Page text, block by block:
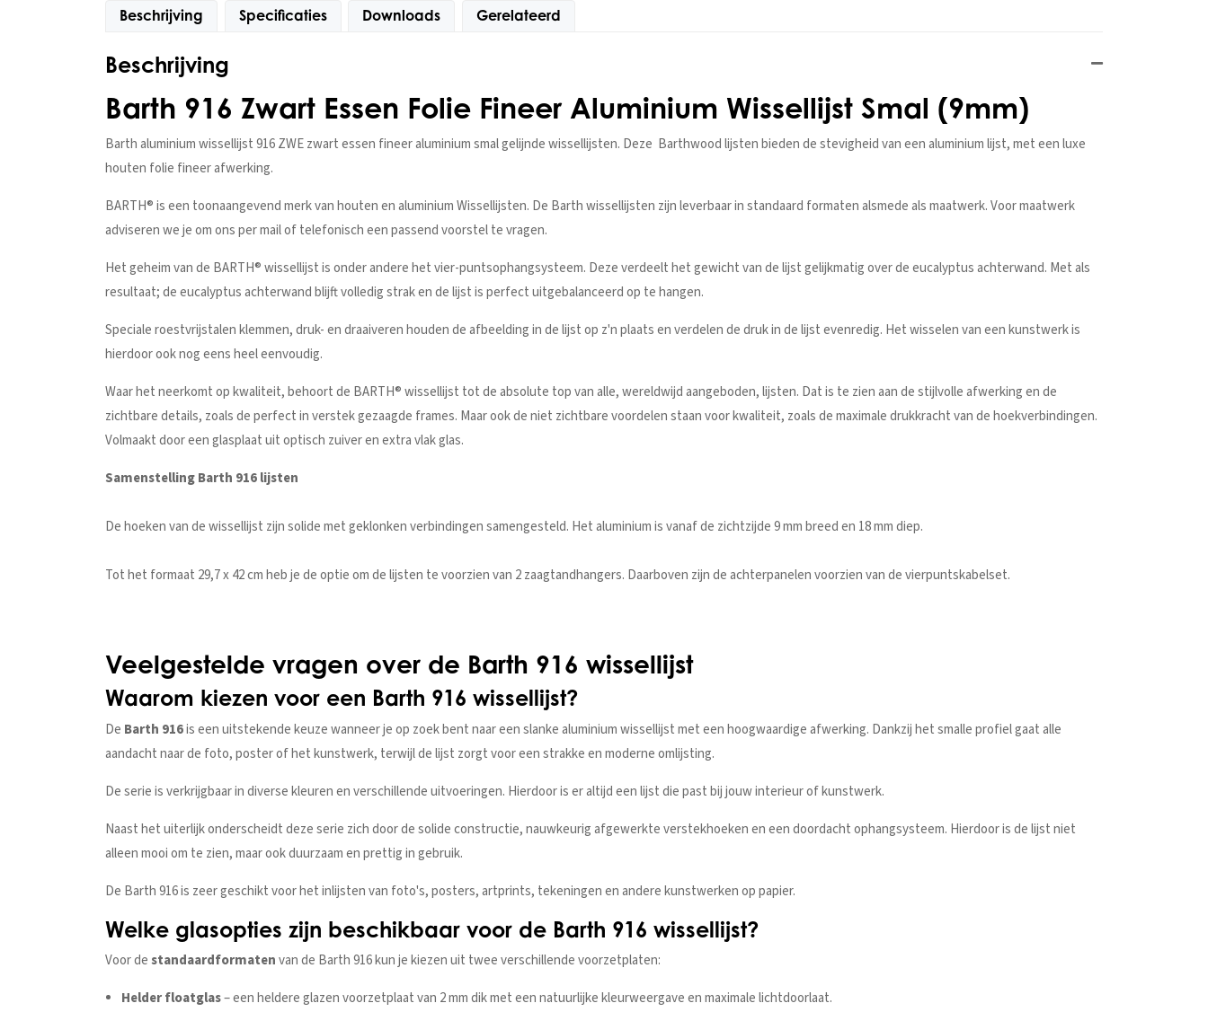
Beschrijving Specificaties Downloads Gerelateerd
Beschrijving
Barth 916 Zwart Essen Folie Fineer Aluminium Wissellijst Smal (9mm)
Barth aluminium wissellijst 916 ZWE zwart essen fineer aluminium smal gelijnde wissellijsten. Deze Barthwood lijsten bieden de stevigheid van een aluminium lijst, met een luxe
houten folie fineer afwerking.
BARTH® is een toonaangevend merk van houten en aluminium Wissellijsten. De Barth wissellijsten zijn leverbaar in standaard formaten alsmede als maatwerk. Voor maatwerk
adviseren we je om ons per mail of telefonisch een passend voorstel te vragen.
Het geheim van de BARTH® wissellijst is onder andere het vier-puntsophangsysteem. Deze verdeelt het gewicht van de lijst gelijkmatig over de eucalyptus achterwand. Met als
resultaat; de eucalyptus achterwand blijft volledig strak en de lijst is perfect uitgebalanceerd op te hangen.
Speciale roestvrijstalen klemmen, druk- en draaiveren houden de afbeelding in de lijst op z'n plaats en verdelen de druk in de lijst evenredig. Het wisselen van een kunstwerk is
hierdoor ook nog eens heel eenvoudig.
Waar het neerkomt op kwaliteit, behoort de BARTH® wissellijst tot de absolute top van alle, wereldwijd aangeboden, lijsten. Dat is te zien aan de stijlvolle afwerking en de
zichtbare details, zoals de perfect in verstek gezaagde frames. Maar ook de niet zichtbare voordelen staan voor kwaliteit, zoals de maximale drukkracht van de hoekverbindingen.
Volmaakt door een glasplaat uit optisch zuiver en extra vlak glas.
Samenstelling Barth 916 lijsten
De hoeken van de wissellijst zijn solide met geklonken verbindingen samengesteld. Het aluminium is vanaf de zichtzijde 9 mm breed en 18 mm diep.
Tot het formaat 29,7 x 42 cm heb je de optie om de lijsten te voorzien van 2 zaagtandhangers. Daarboven zijn de achterpanelen voorzien van de vierpuntskabelset.
Veelgestelde vragen over de Barth 916 wissellijst
Waarom kiezen voor een Barth 916 wissellijst?
De Barth 916is een uitstekende keuze wanneer je op zoek bent naar een slanke aluminium wissellijst met een hoogwaardige afwerking. Dankzij het smalle profiel gaat alle
aandacht naar de foto, poster of het kunstwerk, terwijl de lijst zorgt voor een strakke en moderne omlijsting.
De serie is verkrijgbaar in diverse kleuren en verschillende uitvoeringen. Hierdoor is er altijd een lijst die past bij jouw interieur of kunstwerk.
Naast het uiterlijk onderscheidt deze serie zich door de solide constructie, nauwkeurig afgewerkte verstekhoeken en een doordacht ophangsysteem. Hierdoor is de lijst niet
alleen mooi om te zien, maar ook duurzaam en prettig in gebruik.
De Barth 916 is zeer geschikt voor het inlijsten van foto's, posters, artprints, tekeningen en andere kunstwerken op papier.
Welke glasopties zijn beschikbaar voor de Barth 916 wissellijst?
Voor destandaardformatenvan de Barth 916 kun je kiezen uit twee verschillende voorzetplaten:
Helder floatglas– een heldere glazen voorzetplaat van 2 mm dik met een natuurlijke kleurweergave en maximale lichtdoorlaat.